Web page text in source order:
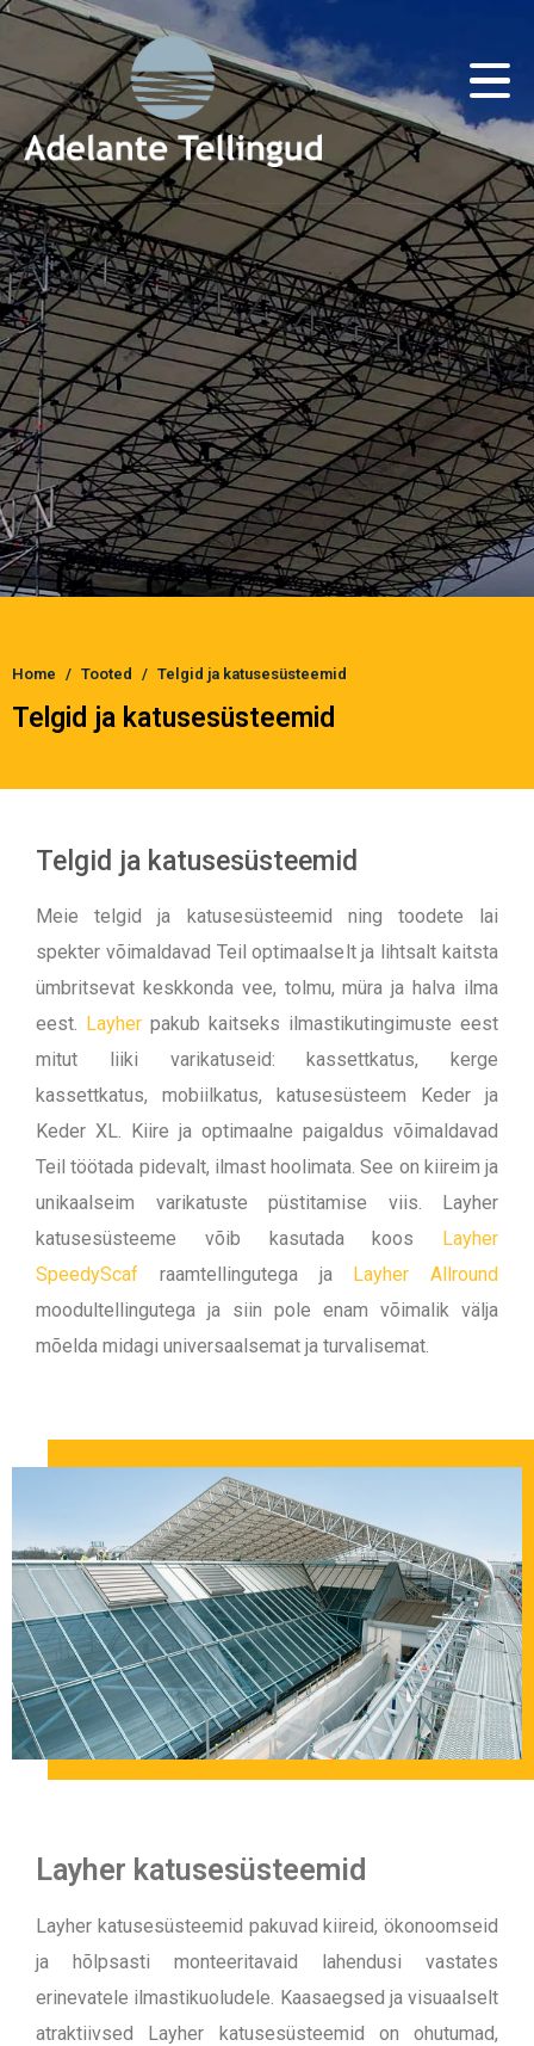
Home Tooted Telgid ja katusesüsteemid
Telgid ja katusesüsteemid
Telgid ja katusesüsteemid
Meie telgid ja katusesüsteemid ning toodete lai
spekter võimaldavad Teil optimaalselt ja lihtsalt kaitsta
ümbritsevat keskkonda vee, tolmu, müra ja halva ilma
eest. Layher pakub kaitseks ilmastikutingimuste eest
mitut liiki varikatuseid: kassettkatus, kerge
kassettkatus, mobiilkatus, katusesüsteem Keder ja
Keder XL. Kiire ja optimaalne paigaldus võimaldavad
Teil töötada pidevalt, ilmast hoolimata. See on kiireim ja
unikaalseim varikatuste püstitamise viis. Layher
katusesüsteeme võib kasutada koos Layher
SpeedyScaf raamtellingutega ja Layher Allround
moodultellingutega ja siin pole enam võimalik välja
mõelda midagi universaalsemat ja turvalisemat.
Layher katusesüsteemid
Layher katusesüsteemid pakuvad kiireid, ökonoomseid
ja hõlpsasti monteeritavaid lahendusi vastates
erinevatele ilmastikuoludele. Kaasaegsed ja visuaalselt
atraktiivsed Layher katusesüsteemid on ohutumad,